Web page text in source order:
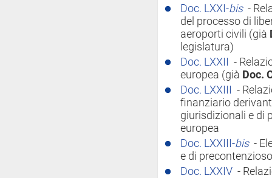
Doc. LXXI-bis -
del processo di
aeroporti civili (già
legislatura)
Doc. LXXII
-
europea (già Doc.
Doc. LXXIII
-
finanziario
giurisdizionali e di
europea
Doc. LXXIII-bis -
e di
Doc. LXXIV -